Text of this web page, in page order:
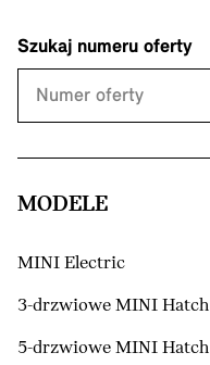
Szukaj numeru oferty
MODELE
MINI Electric
3-drzwiowe MINI Hatch
5-drzwiowe MINI Hatch